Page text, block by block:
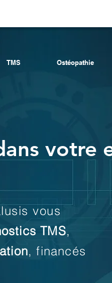
TMS Ostéopathie
votre
vous
TMS,
, financés